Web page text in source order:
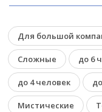
Для большой
Сложные до 6
до 4 человек
Мистические